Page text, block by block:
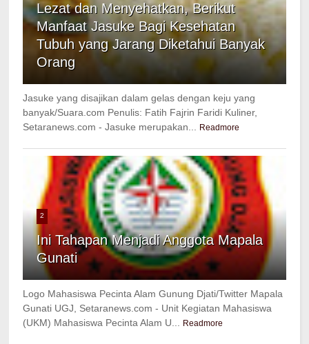
Lezat dan Menyehatkan, Berikut
Manfaat Jasuke Bagi Kesehatan
Tubuh yang Jarang Diketahui Banyak
Orang
Jasuke yang disajikan dalam gelas dengan keju yang
banyak/Suara.com Penulis: Fatih Fajrin Faridi Kuliner,
Setaranews.com - Jasuke merupakan...
Readmore
2
Ini Tahapan Menjadi Anggota Mapala
Gunati
Logo Mahasiswa Pecinta Alam Gunung Djati/Twitter Mapala
Gunati UGJ, Setaranews.com - Unit Kegiatan Mahasiswa
(UKM) Mahasiswa Pecinta Alam U...
Readmore